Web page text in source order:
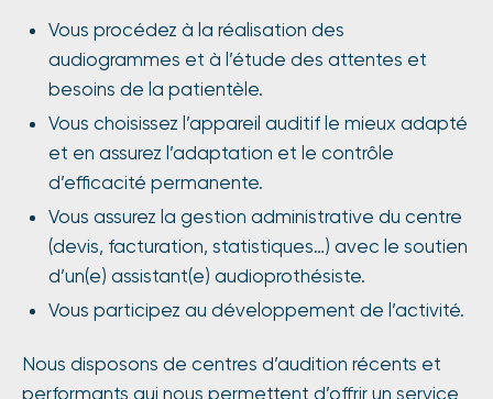
Vous procédez à la réalisation des
audiogrammes et à l’étude des attentes et
besoins de la patientèle.
Vous choisissez l’appareil auditif le mieux adapté
et en assurez l’adaptation et le contrôle
d’efficacité permanente.
Vous assurez la gestion administrative du centre
(devis, facturation, statistiques…) avec le soutien
d’un(e) assistant(e) audioprothésiste.
Vous participez au développement de l’activité.
Nous disposons de centres d’audition récents et
performants qui nous permettent d’offrir un service